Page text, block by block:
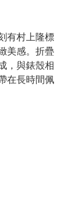
有村上隆標
美感。折疊
，與錶殼相
在長時間佩